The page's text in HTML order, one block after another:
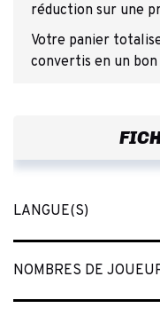
réduction sur une
Votre panier
convertis en un
LANGUE(S)
NOMBRES DE